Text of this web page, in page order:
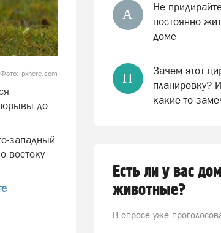
Фото: pxhere.com
до
западный
востоку
А
Не
постоянно
доме
Н
Зачем этот
планировку?
какие-то
Есть ли у вас
животные?
В опросе уже